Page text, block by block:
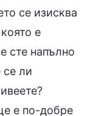
се изисква
е
сте напълно
се ли
е по-добре